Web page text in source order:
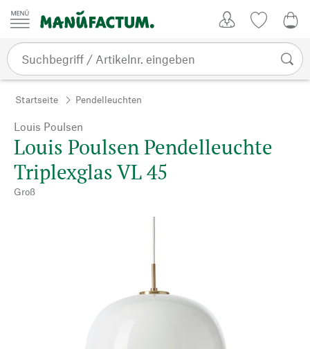
Zum Inhalt springen
Startseite Pendelleuchten
Louis Poulsen
Louis Poulsen Pendelleuchte
Triplexglas VL 45
Groß